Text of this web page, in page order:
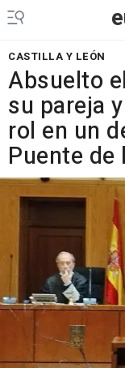
CASTILLA Y LEÓN
Absuelto
su pareja
rol en un
Puente de